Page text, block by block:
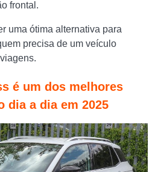
frontal.
uma ótima alternativa para
precisa de um veículo
é um dos melhores
dia a dia em 2025